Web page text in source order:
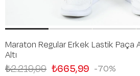
Maraton Regular Erkek Lastik Paça
Altı
70
₺2.219,99 ₺665,99